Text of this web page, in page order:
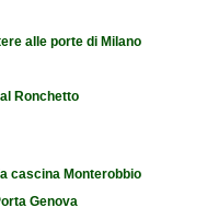
alle porte di Milano
Ronchetto
cascina Monterobbio
Genova